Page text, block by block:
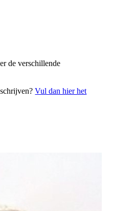
de verschillende
Vul dan hier het